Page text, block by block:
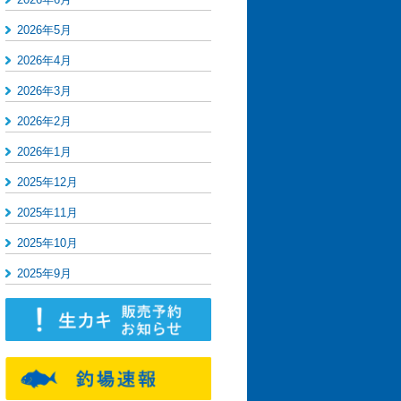
2026年5月
2026年4月
2026年3月
2026年2月
2026年1月
2025年12月
2025年11月
2025年10月
2025年9月